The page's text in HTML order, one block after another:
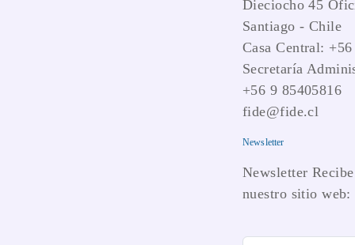
Dieciocho 45
Santiago - Chile
Casa Central:
Secretaría
+56 9 85405816
fide@fide.cl
Newsletter
Newsletter
nuestro sitio web: